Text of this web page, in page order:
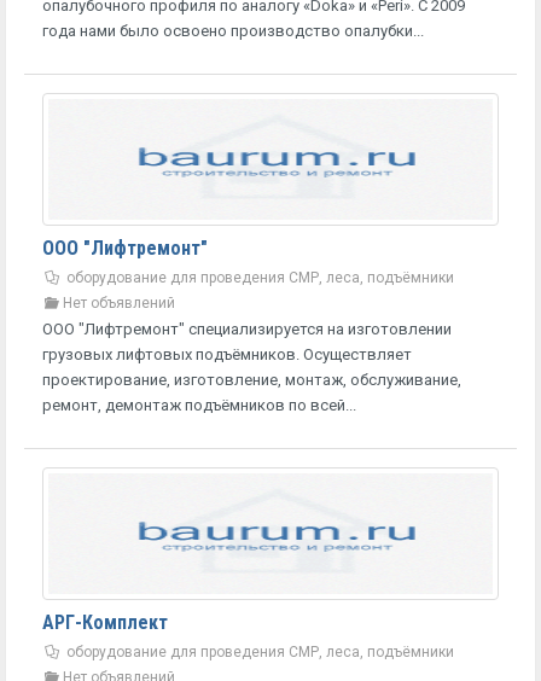
опалубочного профиля по аналогу «Doka» и «Peri». С 2009
года нами было освоено производство опалубки...
ООО "Лифтремонт"
оборудование для проведения СМР, леса, подъёмники
Нет объявлений
ООО "Лифтремонт" специализируется на изготовлении
грузовых лифтовых подъёмников. Осуществляет
проектирование, изготовление, монтаж, обслуживание,
ремонт, демонтаж подъёмников по всей...
АРГ-Комплект
оборудование для проведения СМР, леса, подъёмники
Нет объявлений